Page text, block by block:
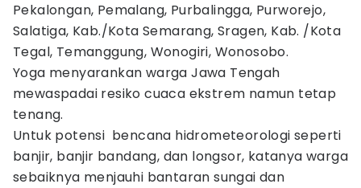
Pekalongan, Pemalang, Purbalingga, Purworejo,
Salatiga, Kab./Kota Semarang, Sragen, Kab. /Kota
Tegal, Temanggung, Wonogiri, Wonosobo.
Yoga menyarankan warga Jawa Tengah
mewaspadai resiko cuaca ekstrem namun tetap
tenang.
Untuk potensi bencana hidrometeorologi seperti
banjir, banjir bandang, dan longsor, katanya warga
sebaiknya menjauhi bantaran sungai dan